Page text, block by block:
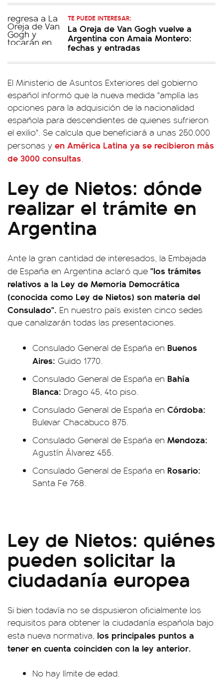
TE PUEDE INTERESAR:
La Oreja de Van Gogh vuelve a
Argentina con Amaia Montero:
fechas y entradas
El Ministerio de Asuntos Exteriores del gobierno
español informó que la nueva medida "amplía las
opciones para la adquisición de la nacionalidad
española para descendientes de quienes sufrieron
el exilio". Se calcula que beneficiará a unas 250.000
personas y en América Latina ya se recibieron más
de 3000 consultas.
Ley de Nietos: dónde
realizar el trámite en
Argentina
Ante la gran cantidad de interesados, la Embajada
de España en Argentina aclaró que "los trámites
relativos a la Ley de Memoria Democrática
(conocida como Ley de Nietos) son materia del
Consulado". En nuestro país existen cinco sedes
que canalizarán todas las presentaciones.
Consulado General de España en Buenos
Aires: Guido 1770.
Consulado General de España en Bahía
Blanca: Drago 45, 4to piso.
Consulado General de España en Córdoba:
Bulevar Chacabuco 875.
Consulado General de España en Mendoza:
Agustín Álvarez 455.
Consulado General de España en Rosario:
Santa Fe 768.
Ley de Nietos: quiénes
pueden solicitar la
ciudadanía europea
Si bien todavía no se dispusieron oficialmente los
requisitos para obtener la ciudadanía española bajo
esta nueva normativa, los principales puntos a
tener en cuenta coinciden con la ley anterior.
No hay límite de edad.